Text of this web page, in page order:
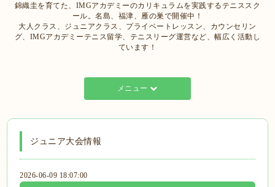
錦織圭を育てた、IMGアカデミーのカリキュラムを実践するテニススク
ール。名島、福津、雁の巣で開催中！
大人クラス、ジュニアクラス、プライベートレッスン、カウンセリン
グ、IMGアカデミーテニス留学、テニスリーグ運営など、幅広く活動し
ています！
メニュー
ジュニア大会情報
2026-06-09 18:07:00